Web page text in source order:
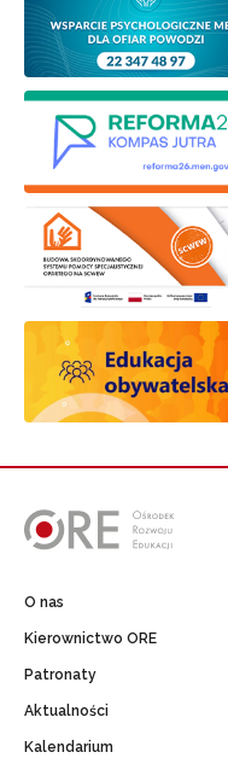
O nas
Kierownictwo ORE
Patronaty
Aktualności
Kalendarium